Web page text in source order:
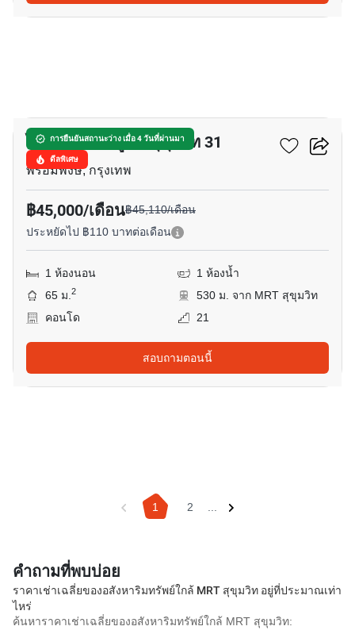
การยืนยันสถานะว่าง เมื่อ 4 วันที่ผ่านมา
ดีลพิเศษ
ไซมิส เอ๊กซ์ตลูซีฟ สุขุมวิท 31
พร้อมพงษ์, กรุงเทพ
฿45,000/เดือน฿45,110/เดือน
ประหยัดไป ฿110 บาทต่อเดือน
1 ห้องนอน
1 ห้องน้ำ
65 ม.2
530 ม. จาก MRT สุขุมวิท
คอนโด
21
สอบถามตอนนี้
1 2 ...
คำถามที่พบบ่อย
ราคาเช่าเฉลี่ยของอสังหาริมทรัพย์ใกล้ MRT สุขุมวิท อยู่ที่ประมาณเท่า
ไหร่
ค้นหาราคาเช่าเฉลี่ยของอสังหาริมทรัพย์ใกล้ MRT สุขุมวิท: